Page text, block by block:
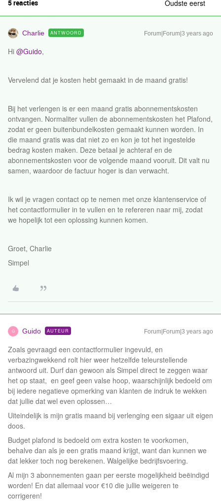
5 reacties Oudste eerst
Charlie ANTWOORD Forum|Forum|3 years ago
Hi @Guido,
Vervelend dat je kosten hebt gemaakt in de maand gratis!
Bij het verlengen is er een maand gratis abonnementskosten
ontvangen. Normaliter vullen de abonnementskosten het Plafond,
zodat er geen buitenbundelkosten gemaakt kunnen worden. In
die maand gratis was dat niet zo en kon je tot het ingestelde
bedrag kosten maken. Deze betaal je achteraf en de
abonnementskosten voor de volgende maand vooruit. Dit valt nu
samen, waardoor de factuur hoger is dan verwacht.
Ik wil je vragen contact op te nemen met onze klantenservice of
het contactformulier in te vullen en te refereren naar mij, zodat
we hopelijk tot een oplossing kunnen komen.
Groet, Charlie
Simpel
G Guido AUTEUR Forum|Forum|3 years ago
Zoals gevraagd een contactformulier ingevuld, en
verbazingwekkend rolt hier weer hetzelfde teleurstellende
antwoord uit. Durf dan gewoon als Simpel direct te zeggen waar
het op staat, en geef geen valse hoop, waarschijnlijk bedoeld om
bij iedere negatieve opmerking van klanten de indruk te wekken
dat jullie dat wel even oplossen…
Uiteindelijk is mijn gratis maand bij verlenging een sigaar uit eigen
doos.
Budget plafond is bedoeld om extra kosten te voorkomen,
behalve dan als je een gratis maand krijgt, want dan kunnen we
dat lekker toch nog berekenen. Walgelijke bedrijfsvoering.
Al mijn 3 abonnementen gaan per eerste mogelijkheid beëindigd
worden! En dat allemaal voor €10 die jullie weigeren te
corrigeren!